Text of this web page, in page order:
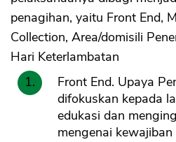
penagihan, yaitu Front End,
Collection, Area/domisili
Hari Keterlambatan
Front End. Upaya
difokuskan kepada
edukasi dan
mengenai kewajiban